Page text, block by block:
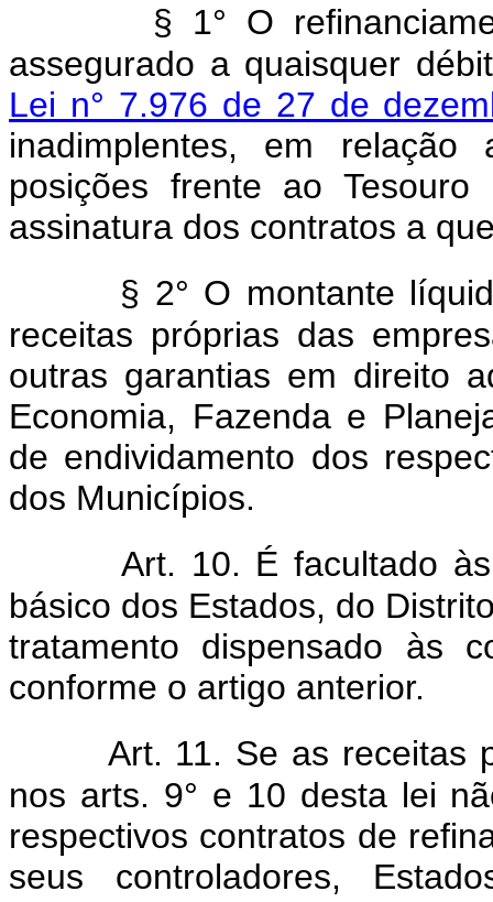
§ 1° O
assegurado a quaisquer
Lei n° 7.976 de 27 de
inadimplentes, em
posições frente ao
assinatura dos contratos a
§ 2° O montante
receitas próprias das
outras garantias em direito
Economia, Fazenda e
de endividamento dos
dos Municípios.
Art. 10. É facultado
básico dos Estados, do
tratamento dispensado às
conforme o artigo anterior.
Art. 11. Se as receitas
nos arts. 9° e 10 desta lei
respectivos contratos de
seus controladores,